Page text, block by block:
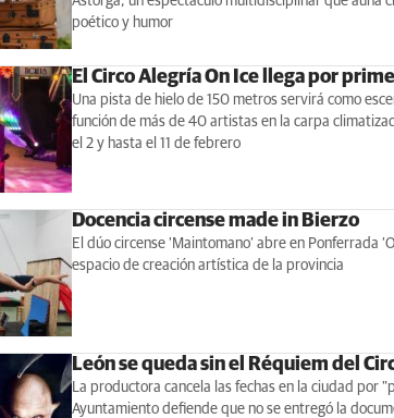
poético y humor
El Circo Alegría On Ice llega por
Una pista de hielo de 150 metros servirá como
función de más de 40 artistas en la carpa
el 2 y hasta el 11 de febrero
Docencia circense made in Bierzo
El dúo circense ‘Maintomano’ abre en Ponferrada
espacio de creación artística de la provincia
León se queda sin el Réquiem del
La productora cancela las fechas en la ciudad por
Ayuntamiento defiende que no se entregó la